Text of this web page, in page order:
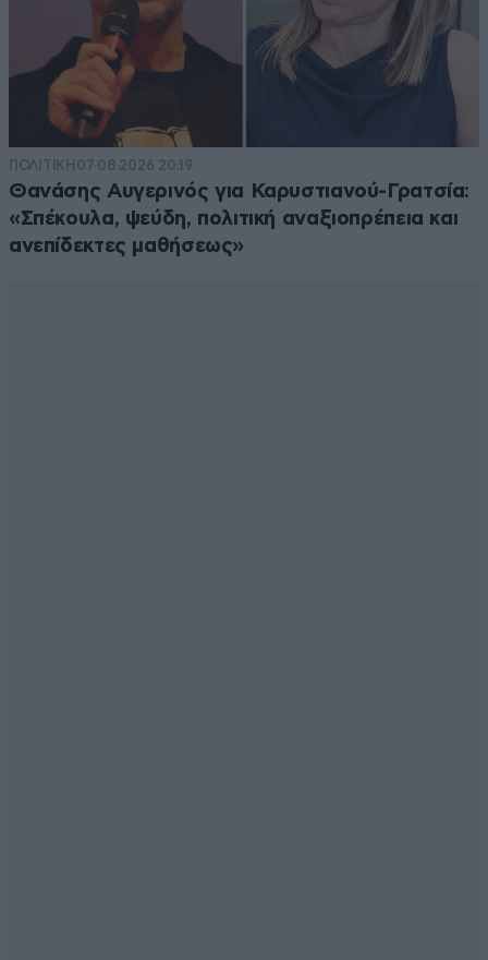
ΠΟΛΙΤΙΚΗ 07·08·2026 20:19
Θανάσης Αυγερινός για Καρυστιανού-Γρατσία:
«Σπέκουλα, ψεύδη, πολιτική αναξιοπρέπεια και
ανεπίδεκτες μαθήσεως»